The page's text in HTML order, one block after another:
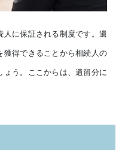
に保証される制度です。遺
得できることから相続人の
う。ここからは、遺留分に